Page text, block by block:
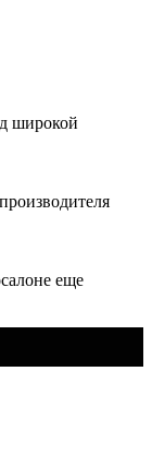
широкой
еще